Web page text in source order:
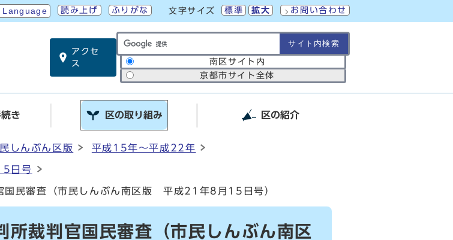
Language 読み上げ ふりがな 文字サイズ 標準 拡大 お問い合わせ
アクセ
ス
サイト内検索の範囲
南区サイト内
京都市サイト全体
き 区の取り組み 区の紹介
しんぶん区版 平成15年～平成22年
日号
国民審査（市民しんぶん南区版 平成21年8月15日号）
所裁判官国民審査（市民しんぶん南区